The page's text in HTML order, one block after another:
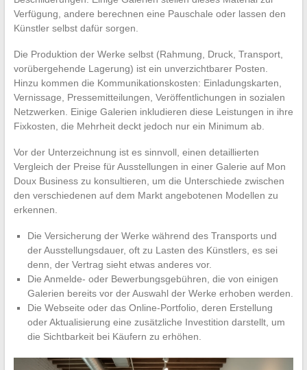
Verfügung, andere berechnen eine Pauschale oder lassen den
Künstler selbst dafür sorgen.
Die Produktion der Werke selbst (Rahmung, Druck, Transport,
vorübergehende Lagerung) ist ein unverzichtbarer Posten.
Hinzu kommen die Kommunikationskosten: Einladungskarten,
Vernissage, Pressemitteilungen, Veröffentlichungen in sozialen
Netzwerken. Einige Galerien inkludieren diese Leistungen in ihre
Fixkosten, die Mehrheit deckt jedoch nur ein Minimum ab.
Vor der Unterzeichnung ist es sinnvoll, einen detaillierten
Vergleich der Preise für Ausstellungen in einer Galerie auf Mon
Doux Business zu konsultieren, um die Unterschiede zwischen
den verschiedenen auf dem Markt angebotenen Modellen zu
erkennen.
Die Versicherung der Werke während des Transports und
der Ausstellungsdauer, oft zu Lasten des Künstlers, es sei
denn, der Vertrag sieht etwas anderes vor.
Die Anmelde- oder Bewerbungsgebühren, die von einigen
Galerien bereits vor der Auswahl der Werke erhoben werden.
Die Webseite oder das Online-Portfolio, deren Erstellung
oder Aktualisierung eine zusätzliche Investition darstellt, um
die Sichtbarkeit bei Käufern zu erhöhen.